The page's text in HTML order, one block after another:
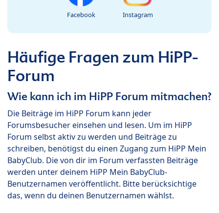
Facebook Instagram
Häufige Fragen zum HiPP-
Forum
Wie kann ich im HiPP Forum mitmachen?
Die Beiträge im HiPP Forum kann jeder
Forumsbesucher einsehen und lesen. Um im HiPP
Forum selbst aktiv zu werden und Beiträge zu
schreiben, benötigst du einen Zugang zum HiPP Mein
BabyClub. Die von dir im Forum verfassten Beiträge
werden unter deinem HiPP Mein BabyClub-
Benutzernamen veröffentlicht. Bitte berücksichtige
das, wenn du deinen Benutzernamen wählst.